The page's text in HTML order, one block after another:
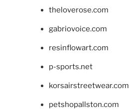
theloverose.com
gabriovoice.com
resinflowart.com
p-sports.net
korsairstreetwear.com
petshopallston.com